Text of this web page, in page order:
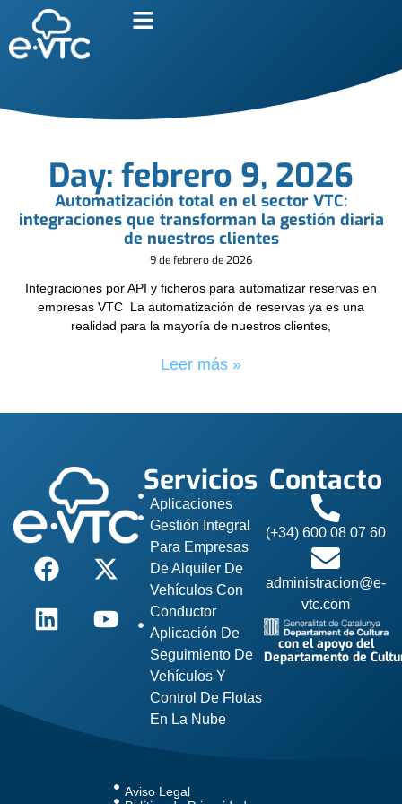
Day: febrero 9, 2026
Automatización total en el sector VTC:
integraciones que transforman la gestión diaria
de nuestros clientes
9 de febrero de 2026
Integraciones por API y ficheros para automatizar reservas en
empresas VTC La automatización de reservas ya es una
realidad para la mayoría de nuestros clientes,
Leer más »
Servicios
Aplicaciones
Gestión Integral
Para Empresas
De Alquiler De
Vehículos Con
Conductor
Aplicación De
Seguimiento De
Vehículos Y
Control De Flotas
En La Nube
Contacto
(+34) 600 08 07 60
administracion@e-
vtc.com
con el apoyo del
Departamento de
Aviso Legal